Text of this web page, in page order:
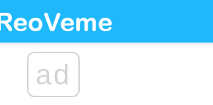
ad